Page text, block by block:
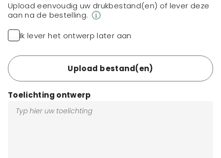
Upload eenvoudig uw drukbestand(en) of lever deze
aan na de bestelling.
Ik lever het ontwerp later aan
Upload bestand(en)
Toelichting ontwerp